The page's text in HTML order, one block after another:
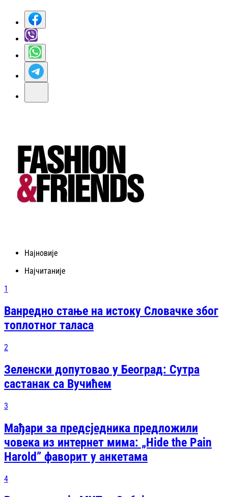
Најновије
Најчитаније
1
Ванредно стање на истоку Словачке због
топлотног таласа
2
Зеленски допутовао у Београд: Сутра
састанак са Вучићем
3
Мађари за предсједника предложили
човека из интернет мима: „Hide the Pain
Harold” фаворит у анкетама
4